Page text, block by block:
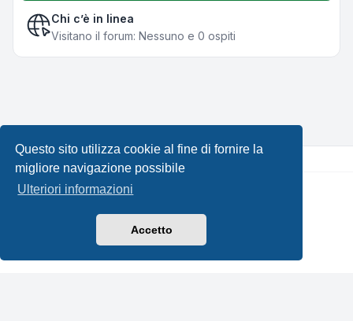
Questo sito utilizza cookie al fine di fornire la
migliore navigazione possibile
Ulteriori informazioni
Accetto
Chi c’è in linea
Visitano il forum: Nessuno e 0 ospiti
Creato daphpBB® Forum Software © phpBB Limited •
Leenoz.com
phpBB-Italia.it
Condizioni|Tutti gli orari sono